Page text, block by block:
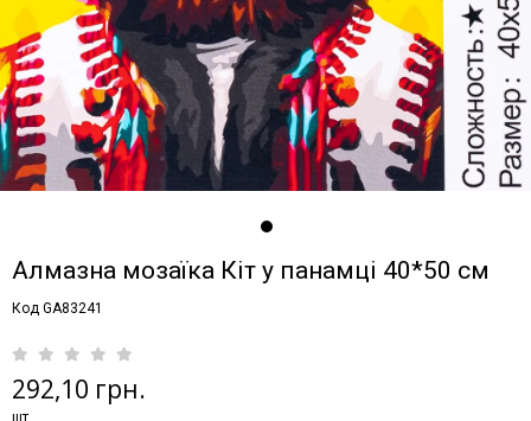
Алмазна мозаїка Кіт у панамці 40*50 см
Код GA83241
292,10 грн.